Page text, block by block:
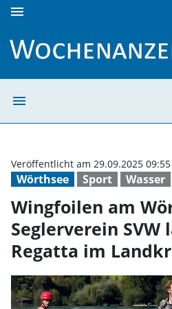
menu
menu
Wörthsee Sport Wasser
Veröffentlicht am 29.09.2025 09:55
Wingfoilen am
Seglerverein
Regatta im